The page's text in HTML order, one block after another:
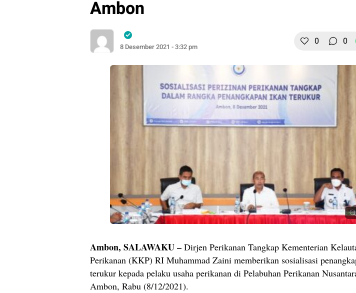
Ambon
8 Desember 2021 - 3:32 pm 0 0
Ambon, SALAWAKU – Dirjen Perikanan Tangkap Kementerian
Perikanan (KKP) RI Muhammad Zaini memberikan sosialisasi
terukur kepada pelaku usaha perikanan di Pelabuhan Perikanan
Ambon, Rabu (8/12/2021).